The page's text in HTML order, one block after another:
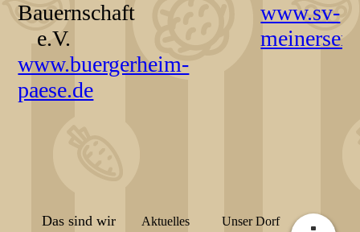
Bauernschaft
e.V.
www.buergerheim-
paese.de
www.sv-
Das sind wir Aktuelles
Unser Dorf